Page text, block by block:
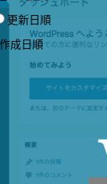
WordPress
開発環境構築
更新日順
作成日順